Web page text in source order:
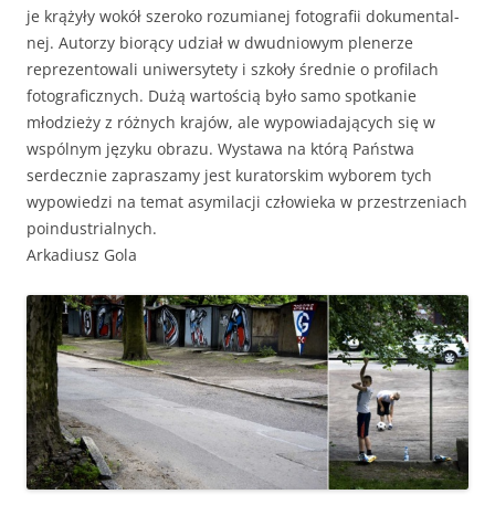
je krążyły wokół sze­roko rozu­mi­anej fotografii doku­men­tal­
nej. Autorzy biorą­cy udzi­ał w dwud­niowym plen­erze
reprezen­towali uni­w­er­syte­ty i szkoły śred­nie o pro­fi­lach
fotograficznych. Dużą wartoś­cią było samo spotkanie
młodzieży z różnych kra­jów, ale wypowiada­ją­cych się w
wspól­nym języku obrazu. Wys­tawa na którą Państ­wa
serdecznie zaprasza­my jest kura­torskim wyborem tych
wypowiedzi na tem­at asymi­lacji człowieka w przestrzeni­ach
poindustrialnych.
Arka­diusz Gola